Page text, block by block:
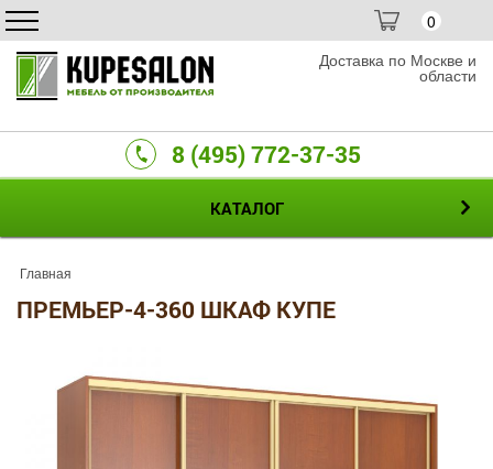
0
Доставка по Москве и
области
8 (495) 772-37-35
КАТАЛОГ
Главная
ПРЕМЬЕР-4-360 ШКАФ КУПЕ